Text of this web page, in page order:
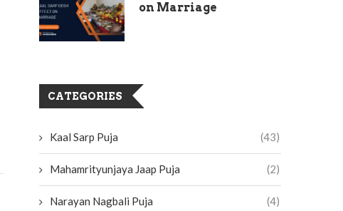
on Marriage
CATEGORIES
Kaal Sarp Puja (43)
Mahamrityunjaya Jaap Puja (2)
Narayan Nagbali Puja (4)